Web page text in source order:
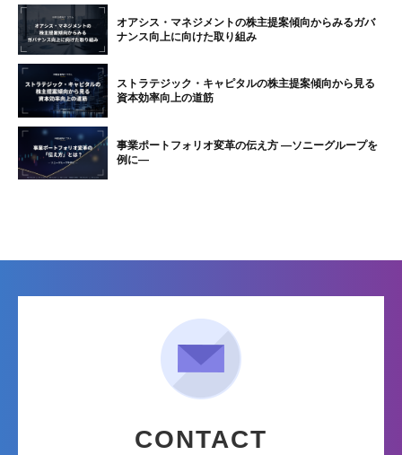
オアシス・マネジメントの株主提案傾向からみるガバ
ナンス向上に向けた取り組み
ストラテジック・キャピタルの株主提案傾向から見る
資本効率向上の道筋
事業ポートフォリオ変革の伝え方 ―ソニーグループを
例に―
CONTACT